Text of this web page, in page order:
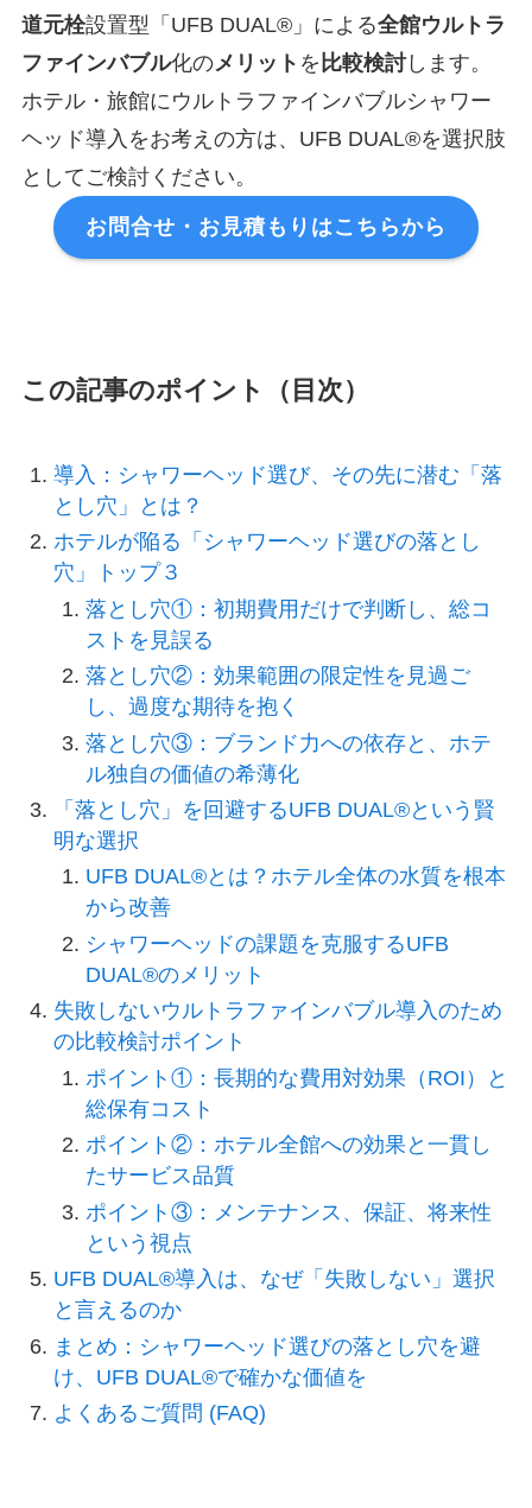
道元栓設置型「UFB DUAL®」による全館ウルトラ
ファインバブル化のメリット を 比較検討します。
ホテル・旅館にウルトラファインバブルシャワー
ヘッド導入をお考えの方は、UFB DUAL®を選択肢
としてご検討ください。
お問合せ・お見積もりはこちらから
この記事のポイント（目次）
導入：シャワーヘッド選び、その先に潜む「落
とし穴」とは？
ホテルが陥る「シャワーヘッド選びの落とし
穴」トップ３
落とし穴①：初期費用だけで判断し、総コ
ストを見誤る
落とし穴②：効果範囲の限定性を見過ご
し、過度な期待を抱く
落とし穴③：ブランド力への依存と、ホテ
ル独自の価値の希薄化
「落とし穴」を回避するUFB DUAL®という賢
明な選択
UFB DUAL®とは？ホテル全体の水質を根本
から改善
シャワーヘッドの課題を克服するUFB
DUAL®のメリット
失敗しないウルトラファインバブル導入のため
の比較検討ポイント
ポイント①：長期的な費用対効果（ROI）と
総保有コスト
ポイント②：ホテル全館への効果と一貫し
たサービス品質
ポイント③：メンテナンス、保証、将来性
という視点
UFB DUAL®導入は、なぜ「失敗しない」選択
と言えるのか
まとめ：シャワーヘッド選びの落とし穴を避
け、UFB DUAL®で確かな価値を
よくあるご質問 (FAQ)